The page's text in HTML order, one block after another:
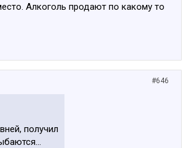
Алкоголь продают по какому то
#646
получил